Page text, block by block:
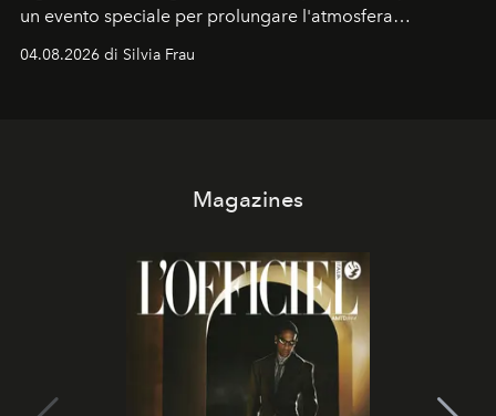
un evento speciale per prolungare l'atmosfera
04.08.2026 di Silvia Frau
Magazines